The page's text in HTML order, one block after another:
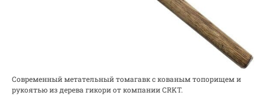
Современный метательный томагавк с кованым топорищем и
рукоятью из дерева гикори от компании CRKT.